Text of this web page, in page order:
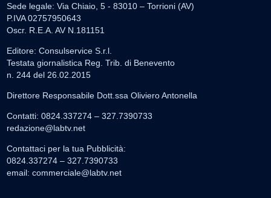
Sede legale: Via Chiaio, 5 - 83010 – Torrioni (AV)
P.IVA 02757950643
Oscr. R.E.A. AV N.181151
Editore: Consulservice S.r.l.
Testata giornalistica Reg. Trib. di Benevento
n. 244 del 26.02.2015
Direttore Responsabile Dott.ssa Oliviero Antonella
Contatti: 0824.337274 – 327.7390733
redazione@labtv.net
Contattaci per la tua Pubblicità:
0824.337274 – 327.7390733
email: commerciale@labtv.net